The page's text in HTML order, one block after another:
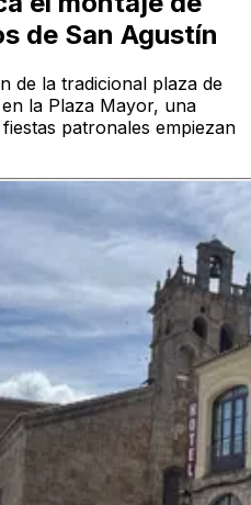
de San Agustín
de la tradicional plaza de
la Plaza Mayor, una
patronales empiezan